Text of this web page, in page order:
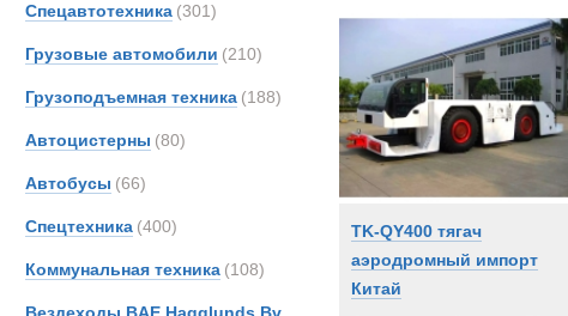
Спецавтотехника (301)
Грузовые автомобили (210)
Грузоподъемная техника (188)
Автоцистерны (80)
Автобусы (66)
Спецтехника (400)
Коммунальная техника (108)
Grove
JCB
Mercedes-
Unimog
TK-QY400 тягач
аэродромный импорт
Китай